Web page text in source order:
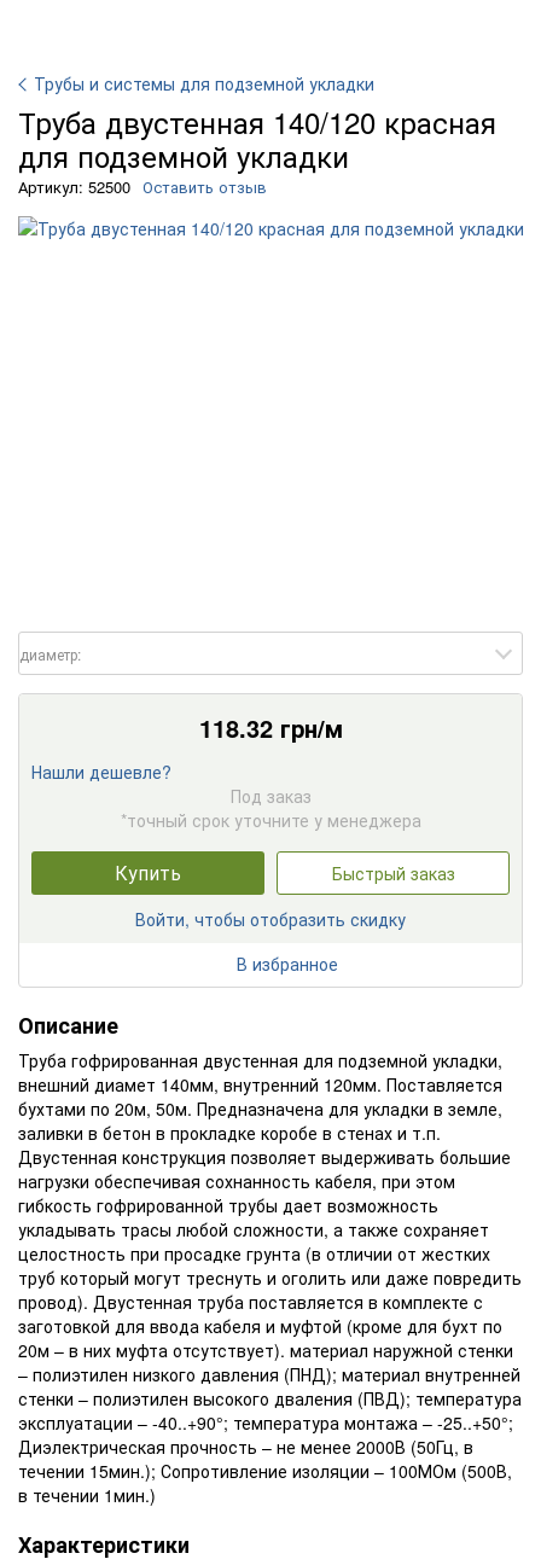
Трубы и системы для подземной укладки
Труба двустенная 140/120 красная
для подземной укладки
Артикул: 52500 Оставить отзыв
диаметр:
118.32грн/м
Нашли дешевле?
Под заказ
*точный срок уточните у менеджера
Купить
Быстрый заказ
Войти, чтобы отобразить скидку
В избранное
Описание
Труба гофрированная двустенная для подземной укладки,
внешний диамет 140мм, внутренний 120мм. Поставляется
бухтами по 20м, 50м. Предназначена для укладки в земле,
заливки в бетон в прокладке коробе в стенах и т.п.
Двустенная конструкция позволяет выдерживать большие
нагрузки обеспечивая сохнанность кабеля, при этом
гибкость гофрированной трубы дает возможность
укладывать трасы любой сложности, а также сохраняет
целостность при просадке грунта (в отличии от жестких
труб который могут треснуть и оголить или даже повредить
провод). Двустенная труба поставляется в комплекте с
заготовкой для ввода кабеля и муфтой (кроме для бухт по
20м – в них муфта отсутствует). материал наружной стенки
– полиэтилен низкого давления (ПНД); материал внутренней
стенки – полиэтилен высокого дваления (ПВД); температура
эксплуатации – -40..+90°; температура монтажа – -25..+50°;
Диэлектрическая прочность – не менее 2000В (50Гц, в
течении 15мин.); Сопротивление изоляции – 100МОм (500В,
в течении 1мин.)
Характеристики